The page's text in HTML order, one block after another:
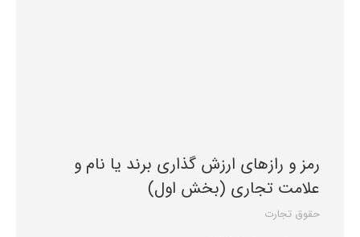
رمز و رازهای ارزش ‌گذاری برند یا نام و
علامت تجاری (بخش اول)
حقوق تجارت